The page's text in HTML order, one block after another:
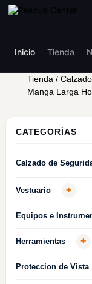
Inicio Tienda
Tienda /
Manga Larga
CATEGORÍAS
Calzado de
Vestuario +
Equipos e
Herramientas +
Proteccion de Vista